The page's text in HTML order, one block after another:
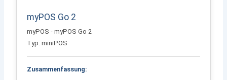
myPOS Go 2
myPOS - myPOS Go 2
Typ: miniPOS
Zusammenfassung: